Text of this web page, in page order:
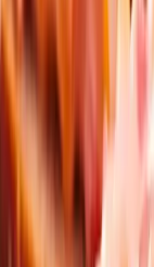
na kostičky)